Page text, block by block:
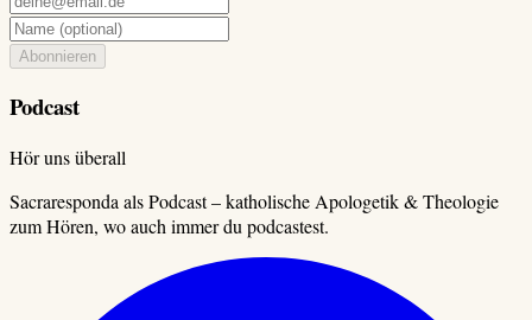
Abonnieren
Podcast
Hör uns überall
Sacraresponda als Podcast – katholische Apologetik & Theologie
zum Hören, wo auch immer du podcastest.